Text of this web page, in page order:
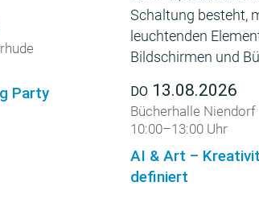
Party DO 13.08.2026
Bücherhalle Niendorf
10:00–13:00 Uhr
AI & Art –
definiert